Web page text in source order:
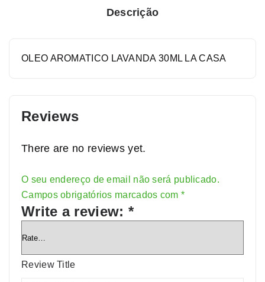
Descrição
OLEO AROMATICO LAVANDA 30ML LA CASA
Reviews
There are no reviews yet.
O seu endereço de email não será publicado.
Campos obrigatórios marcados com *
Write a review: *
Review Title
Alternative: